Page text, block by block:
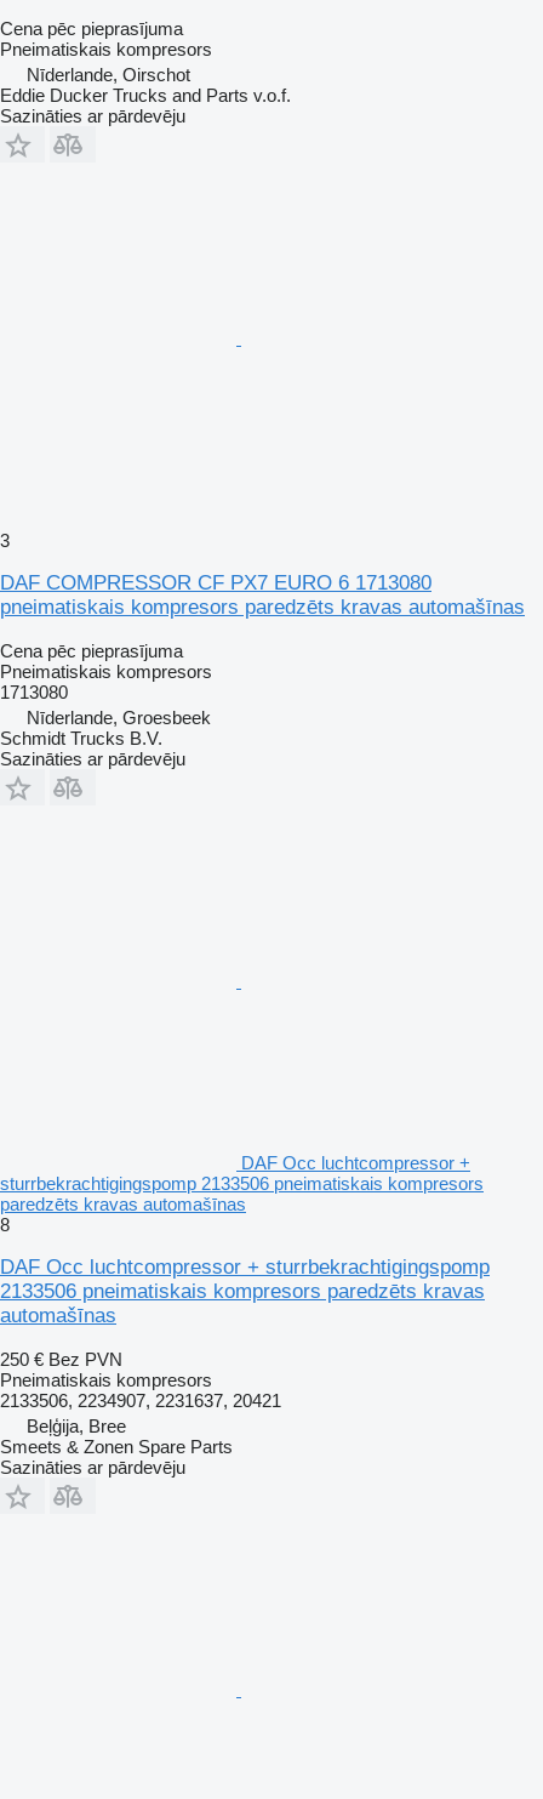
Cena pēc pieprasījuma
Pneimatiskais kompresors
Nīderlande, Oirschot
Eddie Ducker Trucks and Parts v.o.f.
Sazināties ar pārdevēju
3
DAF COMPRESSOR CF PX7 EURO 6 1713080
pneimatiskais kompresors paredzēts kravas automašīnas
Cena pēc pieprasījuma
Pneimatiskais kompresors
1713080
Nīderlande, Groesbeek
Schmidt Trucks B.V.
Sazināties ar pārdevēju
DAF Occ luchtcompressor +
sturrbekrachtigingspomp 2133506 pneimatiskais kompresors
paredzēts kravas automašīnas
8
DAF Occ luchtcompressor + sturrbekrachtigingspomp
2133506 pneimatiskais kompresors paredzēts kravas
automašīnas
250 € Bez PVN
Pneimatiskais kompresors
2133506, 2234907, 2231637, 20421
Beļģija, Bree
Smeets & Zonen Spare Parts
Sazināties ar pārdevēju